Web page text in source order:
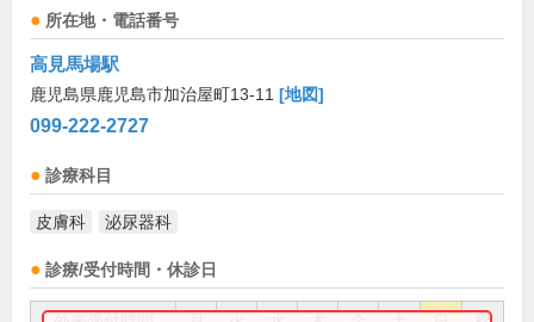
所在地・電話番号
高見馬場駅
鹿児島県鹿児島市加治屋町13-11 [地図]
099-222-2727
診療科目
皮膚科 泌尿器科
診療/受付時間・休診日